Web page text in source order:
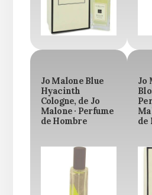
Jo Malone Blue
Hyacinth
Cologne, de Jo
Malone · Perfume
de Hombre
Jo
de